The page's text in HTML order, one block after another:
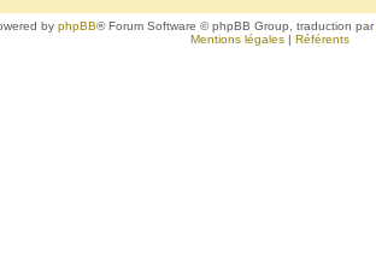
by phpBB® Forum Software © phpBB Group, traduction par
Mentions légales | Référents